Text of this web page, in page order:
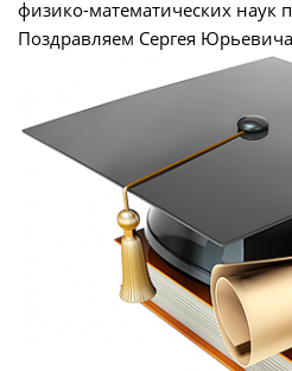
физико-математических наук
Поздравляем Сергея